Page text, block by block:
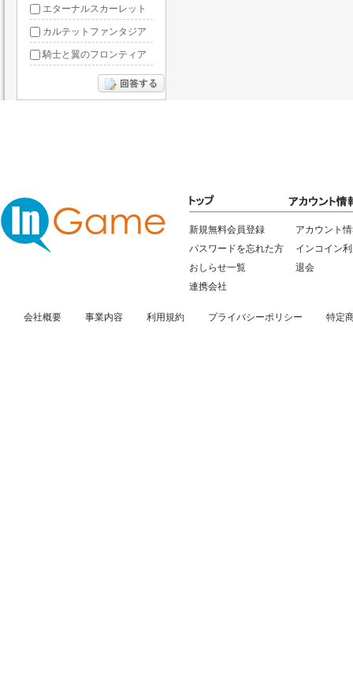
エターナルスカーレット
カルテットファンタジア
騎士と翼のフロンティア
ドラグーン・ナイツ
ぶっ飛び三国
新規無料会員登録
パスワードを忘れた方
おしらせ一覧
連携会社
アカウント
インコイン
退会
会社概要 事業内容 利用規約 プライバシーポリシー 特定